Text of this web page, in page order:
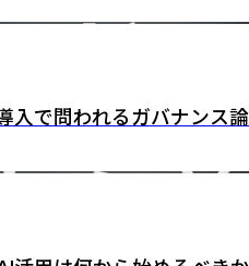
入で問われるガバナンス